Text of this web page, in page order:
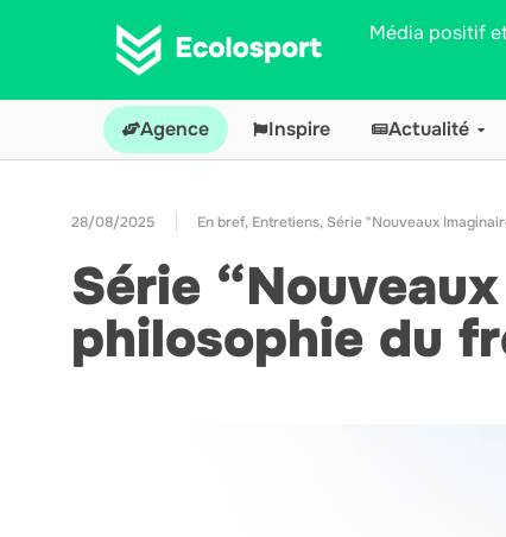
Média positif
Agence Inspire Actualité
28/08/2025 En bref, Entretiens, Série "Nouveaux
Série
philosophie du